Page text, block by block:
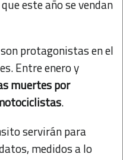
este año se vendan
protagonistas en el
Entre enero y
muertes por
.
servirán para
medidos a lo